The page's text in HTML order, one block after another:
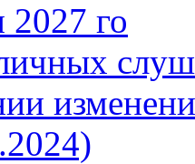
2027 го